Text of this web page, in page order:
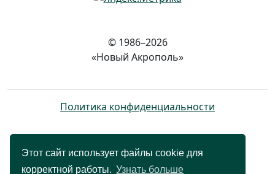
Этот сайт использует файлы cookie для
корректной работы. Узнать больше
© 1986–2026
«Новый Акрополь»
Политика конфиденциальности